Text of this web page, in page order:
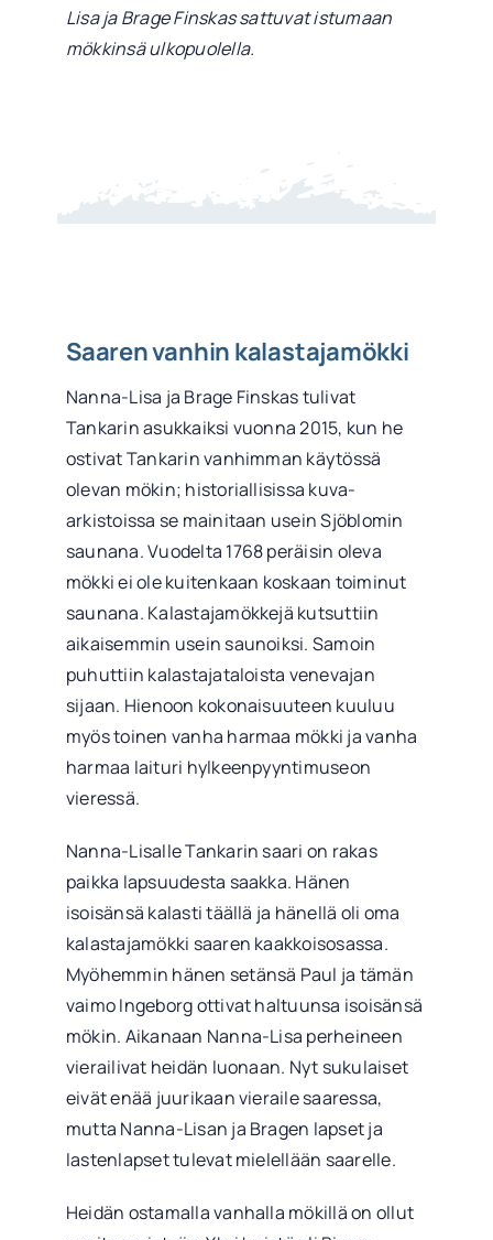
Lisa ja Brage Finskas sattuvat istumaan
mökkinsä ulkopuolella.
Saaren vanhin kalastajamökki
Nanna-Lisa ja Brage Finskas tulivat
Tankarin asukkaiksi vuonna 2015, kun he
ostivat Tankarin vanhimman käytössä
olevan mökin; historiallisissa kuva-
arkistoissa se mainitaan usein Sjöblomin
saunana. Vuodelta 1768 peräisin oleva
mökki ei ole kuitenkaan koskaan toiminut
saunana. Kalastajamökkejä kutsuttiin
aikaisemmin usein saunoiksi. Samoin
puhuttiin kalastajataloista venevajan
sijaan. Hienoon kokonaisuuteen kuuluu
myös toinen vanha harmaa mökki ja vanha
harmaa laituri hylkeenpyyntimuseon
vieressä.
Nanna-Lisalle Tankarin saari on rakas
paikka lapsuudesta saakka. Hänen
isoisänsä kalasti täällä ja hänellä oli oma
kalastajamökki saaren kaakkoisosassa.
Myöhemmin hänen setänsä Paul ja tämän
vaimo Ingeborg ottivat haltuunsa isoisänsä
mökin. Aikanaan Nanna-Lisa perheineen
vierailivat heidän luonaan. Nyt sukulaiset
eivät enää juurikaan vieraile saaressa,
mutta Nanna-Lisan ja Bragen lapset ja
lastenlapset tulevat mielellään saarelle.
Heidän ostamalla vanhalla mökillä on ollut